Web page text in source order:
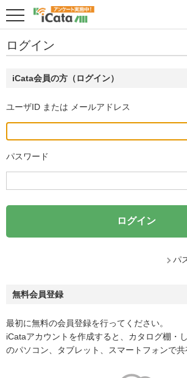
ログイン
iCata会員の方（ログイン）
ユーザID または メールアドレス
パスワード
パ
無料会員登録
最初に無料の会員登録を行ってください。
iCataアカウントを作成すると、カタログ棚・
のパソコン、タブレット、スマートフォンで共